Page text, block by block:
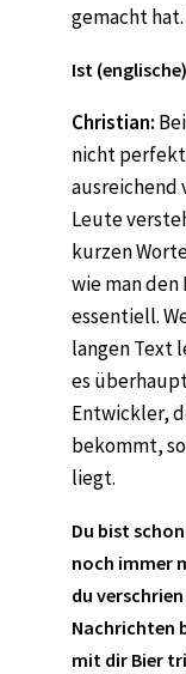
gemacht
Ist
Christian:
nicht perfekt
ausreichend
Leute
kurzen
wie man
essentiell.
langen Text
es
Entwickler,
bekommt,
liegt.
Du bist
noch immer
du
Nachrichten
mit dir Bier